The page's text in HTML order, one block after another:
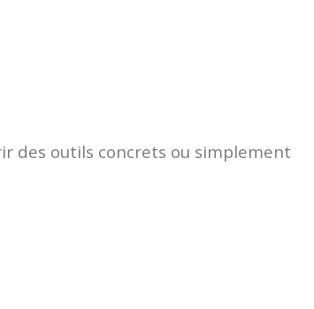
des outils concrets ou simplement